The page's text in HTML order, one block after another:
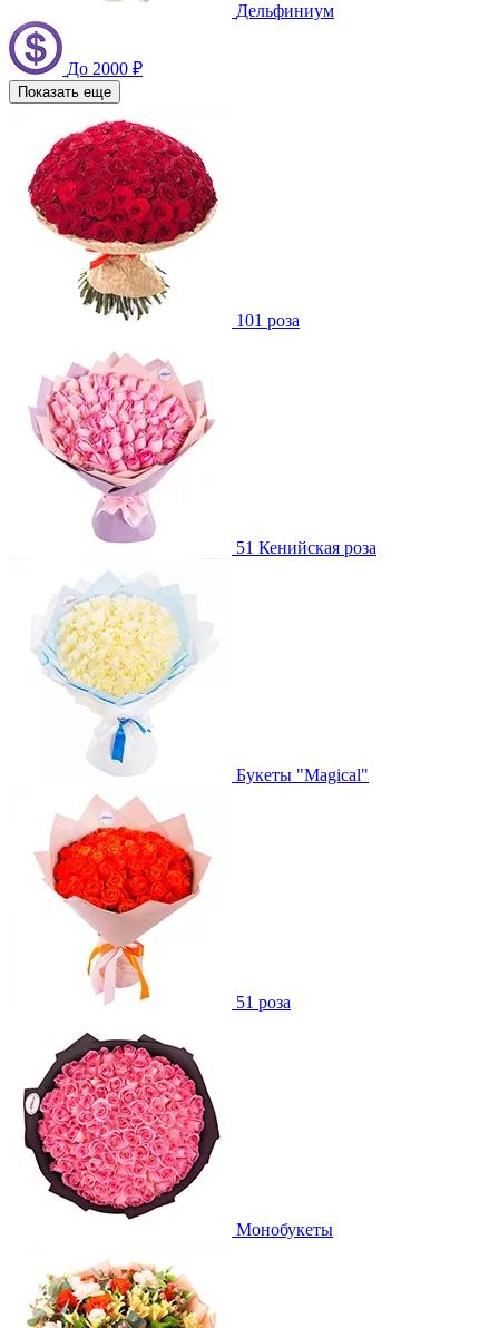
Дельфиниум
До 2000 ₽
Показать еще
101 роза
51 Кенийская роза
Букеты "Magical"
51 роза
Монобукеты